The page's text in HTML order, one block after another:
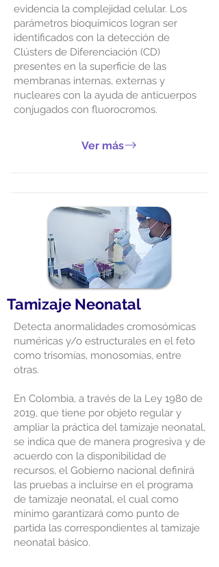
evidencia la complejidad celular. Los
parámetros bioquímicos logran ser
identificados con la detección de
Clústers de Diferenciación (CD)
presentes en la superficie de las
membranas internas, externas y
nucleares con la ayuda de anticuerpos
conjugados con fluorocromos.
Ver más
Tamizaje Neonatal
Detecta anormalidades cromosómicas
numéricas y/o estructurales en el feto
como trisomías, monosomías, entre
otras.
En Colombia, a través de la Ley 1980 de
2019, que tiene por objeto regular y
ampliar la práctica del tamizaje neonatal,
se indica que de manera progresiva y de
acuerdo con la disponibilidad de
recursos, el Gobierno nacional definirá
las pruebas a incluirse en el programa
de tamizaje neonatal, el cual como
mínimo garantizará como punto de
partida las correspondientes al tamizaje
neonatal básico.